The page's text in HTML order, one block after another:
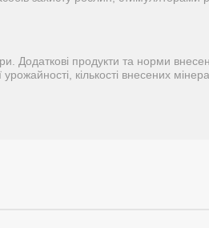
Додаткові продукти та норми
кількості внесених